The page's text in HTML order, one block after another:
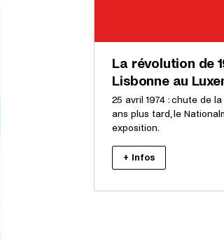
La révolution de
Lisbonne au
25 avril 1974 : chute de
ans plus tard, le
exposition.
+ Infos